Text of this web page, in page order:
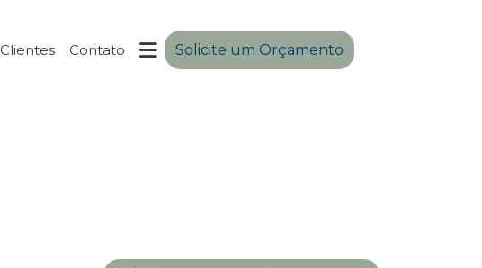
Clientes Contato Solicite um Orçamento